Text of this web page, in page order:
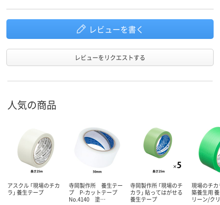
レビューを書く
レビューをリクエストする
人気の商品
アスクル 「現場のチカ
ラ」 養生テープ
寺岡製作所 養生テー
プ P-カットテープ
No.4140 塗…
寺岡製作所 「現場のチ
カラ」 貼ってはがせる
養生テープ
現場のチカ
築養生用
リーン/ク